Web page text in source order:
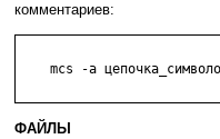
комментариев:
mcs -a
ФАЙЛЫ